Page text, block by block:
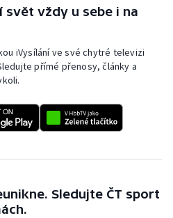
vždy u sebe i na
iVysílání ve své chytré televizi
přímé přenosy, články a
Sledujte ČT sport